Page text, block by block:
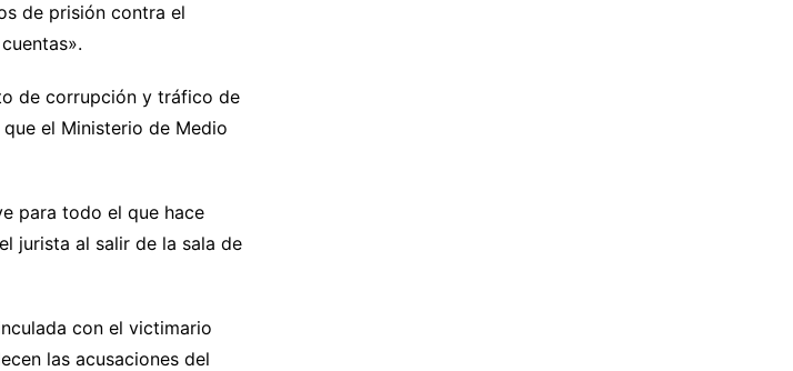
de prisión contra el
de corrupción y tráfico de
el Ministerio de Medio
para todo el que hace
jurista al salir de la sala de
con el victimario
las acusaciones del